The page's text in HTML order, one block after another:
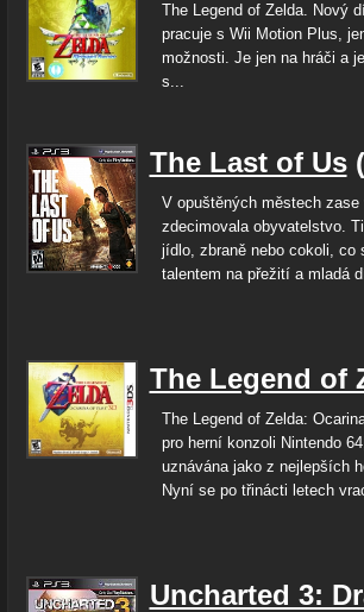
The Legend of Zelda. Nový
pracuje s Wii Motion Plus,
možnosti. Je jen na hráči a
s...
The Last of Us
V opuštěných městech
zdecimovala obyvatelstvo.
jídlo, zbraně nebo cokoli,
talentem na přežití a mladá
The Legend of
The Legend of Zelda:
pro herní konzoli Nintendo
uznávána jako z nejlepších
Nyní se po třinácti letech
Uncharted 3: